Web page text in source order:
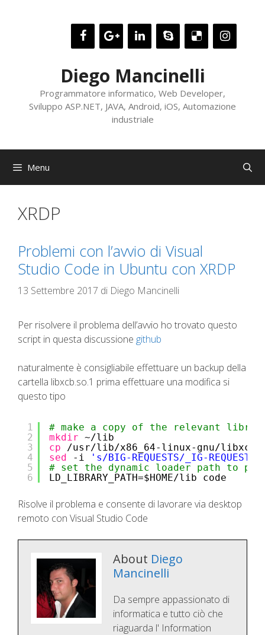
Diego Mancinelli
Programmatore informatico, Web Developer,
Sviluppo ASP.NET, JAVA, Android, iOS, Automazione
industriale
Menu
XRDP
Problemi con l’avvio di Visual
Studio Code in Ubuntu con XRDP
13 Settembre 2017 di Diego Mancinelli
Per risolvere il problema dell’avvio ho trovato questo
script in questa discussione github
naturalmente è consigliabile effettuare un backup della
cartella libxcb.so.1 prima effettuare una modifica si
questo tipo
1
2
3
4
5
6
# make a copy of the relevant
mkdir ~/lib
cp
/usr/lib/x86_64-linux-gnu/libxcb
sed
-i
's/BIG-REQUESTS/_IG-
# set the dynamic loader path to
LD_LIBRARY_PATH=$HOME/lib code
Risolve il problema e consente di lavorare via desktop
remoto con Visual Studio Code
About Diego
Mancinelli
Da sempre appassionato di
informatica e tutto ciò che
riaguarda l' Information